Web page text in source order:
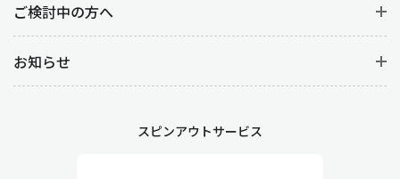
ご検討中の方へ
お知らせ
スピンアウトサービス